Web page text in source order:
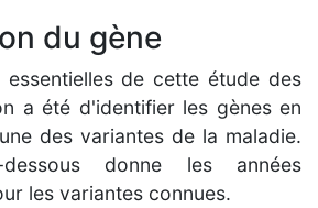
du gène
essentielles de cette étude des
a été d'identifier les gènes en
des variantes de la maladie.
donne les années
les variantes connues.